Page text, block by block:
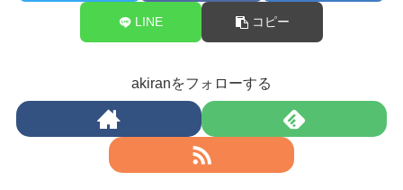
LINE コピー
akiranをフォローする